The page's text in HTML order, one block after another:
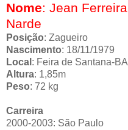
Nome: Jean Ferreira
Narde
Posição: Zagueiro
Nascimento: 18/11/1979
Local : Feira de Santana-BA
Altura: 1,85m
Peso: 72 kg
Carreira
2000-2003: São Paulo